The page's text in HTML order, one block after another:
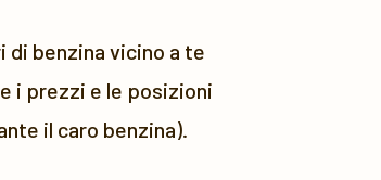
benzina vicino a te
i prezzi e le posizioni
il caro benzina).